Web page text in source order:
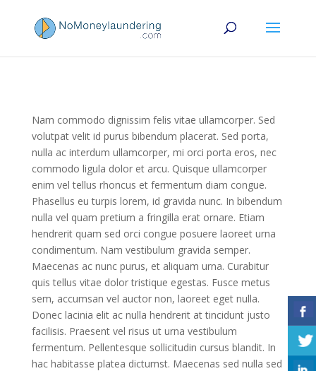
Nam commodo dignissim felis vitae ullamcorper. Sed
volutpat velit id purus bibendum placerat. Sed porta,
nulla ac interdum ullamcorper, mi orci porta eros, nec
commodo ligula dolor et arcu. Quisque ullamcorper
enim vel tellus rhoncus et fermentum diam congue.
Phasellus eu turpis lorem, id gravida nunc. In bibendum
nulla vel quam pretium a fringilla erat ornare. Etiam
hendrerit quam sed orci congue posuere laoreet urna
condimentum. Nam vestibulum gravida semper.
Maecenas ac nunc purus, et aliquam urna. Curabitur
quis tellus vitae dolor tristique egestas. Fusce metus
sem, accumsan vel auctor non, laoreet eget nulla.
Donec lacinia elit ac nulla hendrerit at tincidunt justo
facilisis. Praesent vel risus ut urna vestibulum
fermentum. Pellentesque sollicitudin cursus blandit. In
hac habitasse platea dictumst. Maecenas sed nulla sed